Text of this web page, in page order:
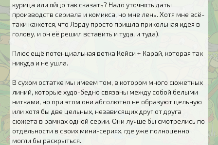
курица или яйцо так сказать? Надо уточнять даты
производств сериала и комикса, но мне лень. Хотя мне всё-
таки кажется, что Лэрду просто пришла прикольная идея в
голову, и он её решил вставить и туда, и туда).
Плюс ещё потенциальная ветка Кейси + Карай, которая так
никуда и не ушла.
В сухом остатке мы имеем том, в котором много сюжетных
линий, которые худо-бедно связаны между собой белыми
нитками, но при этом они абсолютно не образуют цельную
или хотя бы две цельных, независящих друг от друга
сюжета в рамках одной серии. Они лучше бы смотрелись по
отдельности в своих мини-сериях, где уже полноценно
могли бы раскрыться.